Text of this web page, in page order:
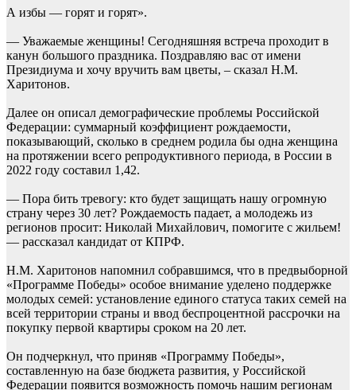
А избы — горят и горят».
— Уважаемые женщины! Сегодняшняя встреча проходит в
канун большого праздника. Поздравляю вас от имени
Президиума и хочу вручить вам цветы, – сказал Н.М.
Харитонов.
Далее он описал демографические проблемы Российской
Федерации: суммарный коэффициент рождаемости,
показывающий, сколько в среднем родила бы одна женщина
на протяжении всего репродуктивного периода, в России в
2022 году составил 1,42.
— Пора бить тревогу: кто будет защищать нашу огромную
страну через 30 лет? Рождаемость падает, а молодежь из
регионов просит: Николай Михайлович, помогите с жильем!
— рассказал кандидат от КПРФ.
Н.М. Харитонов напомнил собравшимся, что в предвыборной
«Программе Победы» особое внимание уделено поддержке
молодых семей: установление единого статуса таких семей на
всей территории страны и ввод беспроцентной рассрочки на
покупку первой квартиры сроком на 20 лет.
Он подчеркнул, что приняв «Программу Победы»,
составленную на базе бюджета развития, у Российской
Федерации появится возможность помочь нашим регионам